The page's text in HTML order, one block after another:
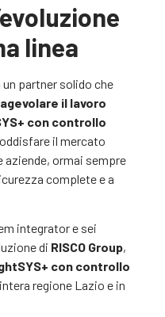
linea
partner solido che
il lavoro
con controllo
il mercato
aziende, ormai sempre
complete e a
integrator e sei
di RISCO Group,
con controllo
regione Lazio e in